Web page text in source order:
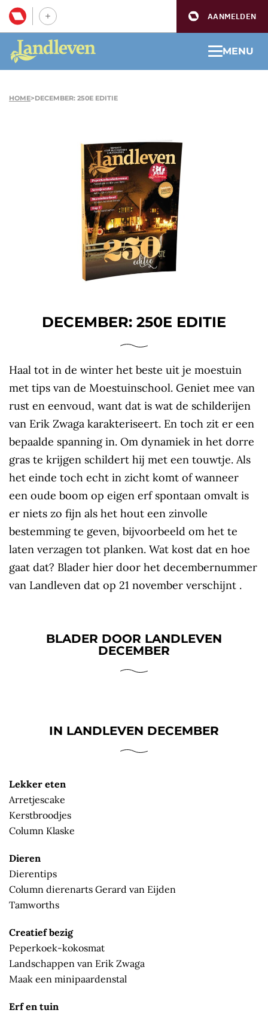
AANMELDEN
MENU
HOME>DECEMBER: 250E EDITIE
DECEMBER: 250E EDITIE
Haal tot in de winter het beste uit je moestuin
met tips van de Moestuinschool. Geniet mee van
rust en eenvoud, want dat is wat de schilderijen
van Erik Zwaga karakteriseert. En toch zit er een
bepaalde spanning in. Om dynamiek in het dorre
gras te krijgen schildert hij met een touwtje. Als
het einde toch echt in zicht komt of wanneer
een oude boom op eigen erf spontaan omvalt is
er niets zo fijn als het hout een zinvolle
bestemming te geven, bijvoorbeeld om het te
laten verzagen tot planken. Wat kost dat en hoe
gaat dat? Blader hier door het decembernummer
van Landleven dat op 21 november verschijnt .
BLADER DOOR LANDLEVEN
DECEMBER
IN LANDLEVEN DECEMBER
Lekker eten
Arretjescake
Kerstbroodjes
Column Klaske
Dieren
Dierentips
Column dierenarts Gerard van Eijden
Tamworths
Creatief bezig
Peperkoek-kokosmat
Landschappen van Erik Zwaga
Maak een minipaardenstal
Erf en tuin